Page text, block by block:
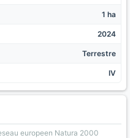
1 ha
2024
Terrestre
IV
europeen Natura 2000